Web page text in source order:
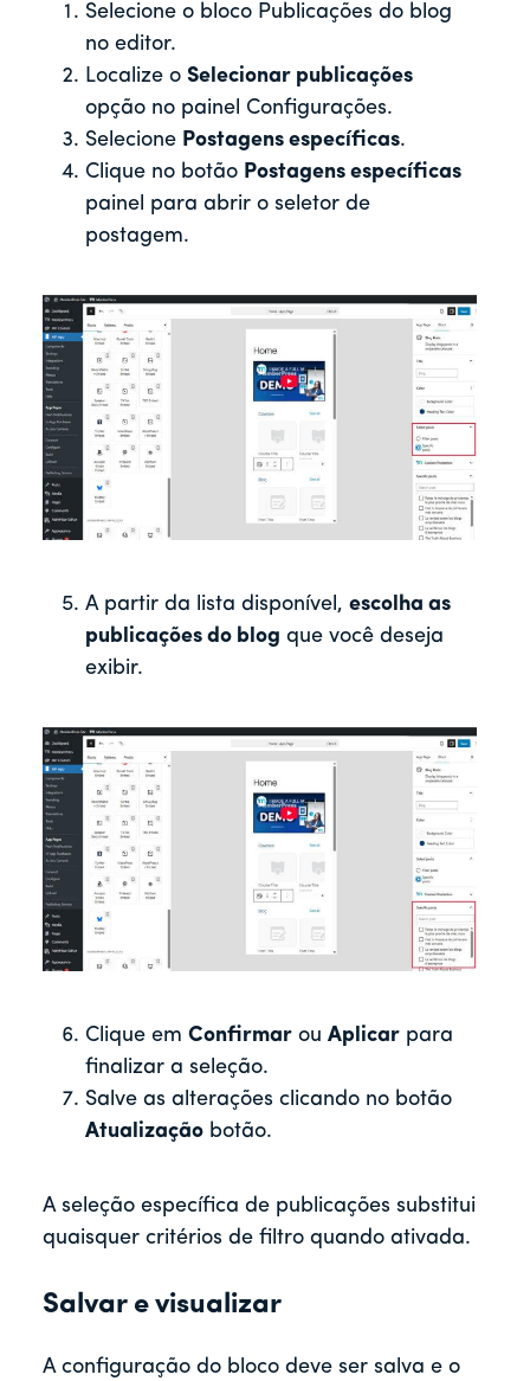
Selecione o bloco Publicações do blog
no editor.
Localize o Selecionar publicações
opção no painel Configurações.
Selecione Postagens específicas.
Clique no botão Postagens específicas
painel para abrir o seletor de
postagem.
A partir da lista disponível, escolha as
publicações do blog que você deseja
exibir.
Clique em Confirmar ou Aplicar para
finalizar a seleção.
Salve as alterações clicando no botão
Atualização botão.
A seleção específica de publicações substitui
quaisquer critérios de filtro quando ativada.
Salvar e visualizar
A configuração do bloco deve ser salva e o